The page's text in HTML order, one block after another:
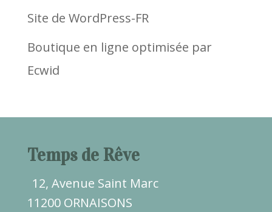
Site de WordPress-FR
Boutique en ligne optimisée par
Ecwid
Temps de Rêve
12, Avenue Saint Marc
11200 ORNAISONS